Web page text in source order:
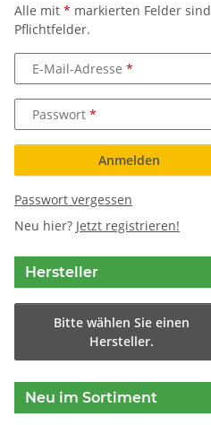
Alle mit * markierten Felder sind
Pflichtfelder.
E-Mail-Adresse
Passwort
Anmelden
Passwort vergessen
Neu hier? Jetzt registrieren!
Hersteller
Bitte wählen Sie einen
Hersteller.
Neu im Sortiment